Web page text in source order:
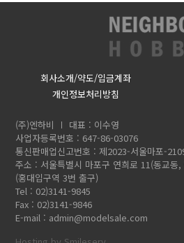
회사소개/약도/입금계좌
개인정보처리방침
(주)엔하비
대표 : 이수영
사업자등록번호 : 647-86-03076
통신판매업신고번호 : 제2023-서울마포-
주소 : 서울특별시 마포구 연희로 11(동교동
(홍대입구역 3번 출구)
Tel : 02)3141-9845
Fax : 02)3141-9846
E-mail : admin@modelsale.com